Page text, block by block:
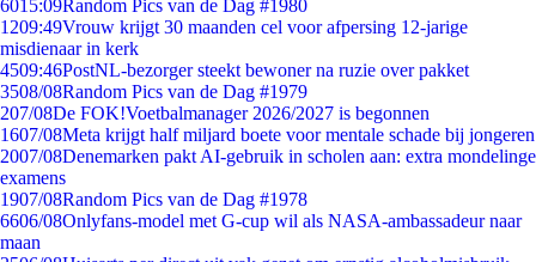
6015:09Random Pics van de Dag #1980
1209:49Vrouw krijgt 30 maanden cel voor afpersing 12-jarige
misdienaar in kerk
4509:46PostNL-bezorger steekt bewoner na ruzie over pakket
3508/08Random Pics van de Dag #1979
207/08De FOK!Voetbalmanager 2026/2027 is begonnen
1607/08Meta krijgt half miljard boete voor mentale schade bij jongeren
2007/08Denemarken pakt AI-gebruik in scholen aan: extra mondelinge
examens
1907/08Random Pics van de Dag #1978
6606/08Onlyfans-model met G-cup wil als NASA-ambassadeur naar
maan